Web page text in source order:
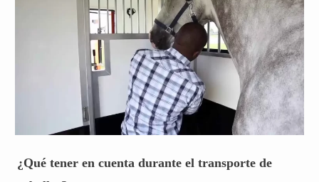
¿Qué tener en cuenta durante el transporte de